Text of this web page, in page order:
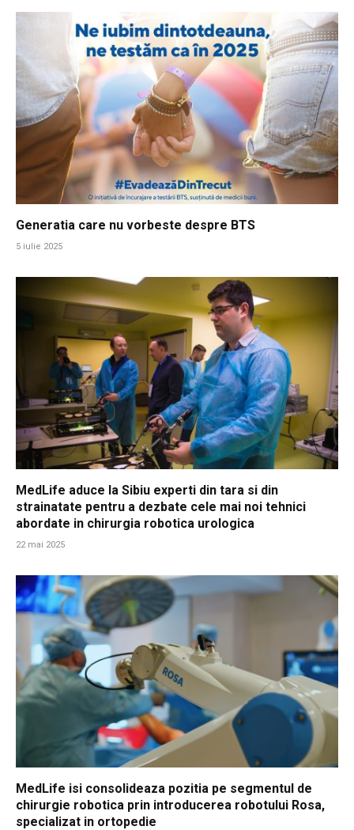
Generatia care nu vorbeste despre BTS
5 iulie 2025
MedLife aduce la Sibiu experti din tara si din
strainatate pentru a dezbate cele mai noi tehnici
abordate in chirurgia robotica urologica
22 mai 2025
MedLife isi consolideaza pozitia pe segmentul de
chirurgie robotica prin introducerea robotului Rosa,
specializat in ortopedie